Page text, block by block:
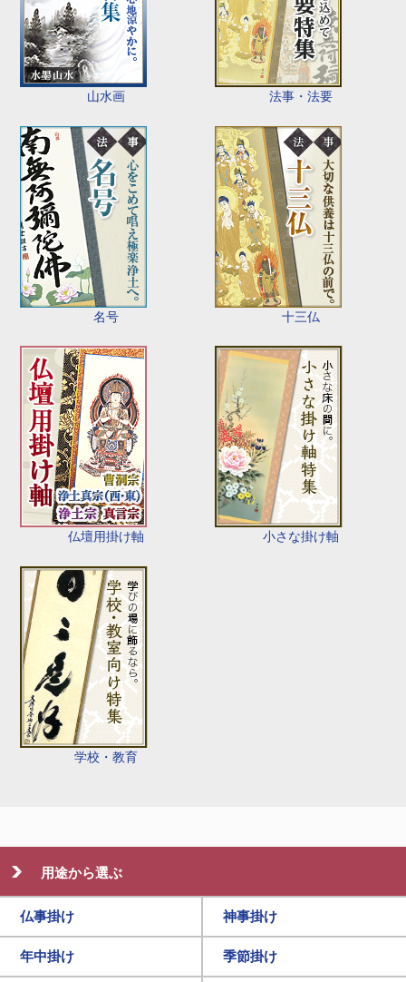
山水画 法事・法要
名号 十三仏
仏壇用掛け軸 小さな掛け軸
学校・教育
用途から選ぶ
仏事掛け 神事掛け
年中掛け 季節掛け